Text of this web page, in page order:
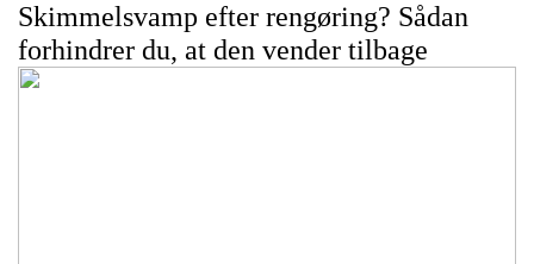
Skimmelsvamp efter rengøring? Sådan
forhindrer du, at den vender tilbage